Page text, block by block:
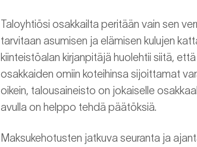
Taloyhtiösi osakkailta peritään vain sen
tarvitaan asumisen ja elämisen kulujen
kiinteistöalan kirjanpitäjä huolehtii siitä,
osakkaiden omiin koteihinsa sijoittamat
oikein, talousaineisto on jokaiselle
avulla on helppo tehdä päätöksiä.
Maksukehotusten jatkuva seuranta ja